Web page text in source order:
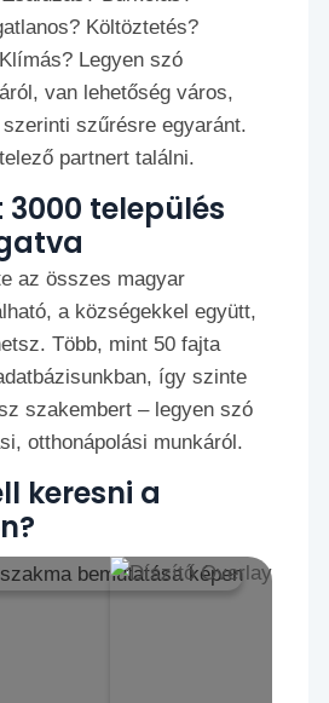
Költöztetés?
Legyen szó
van lehetőség város,
szűrésre egyaránt.
partnert találni.
település
az összes magyar
a községekkel együtt,
Több, mint 50 fajta
így szinte
szakembert – legyen szó
otthonápolási munkáról.
keresni a